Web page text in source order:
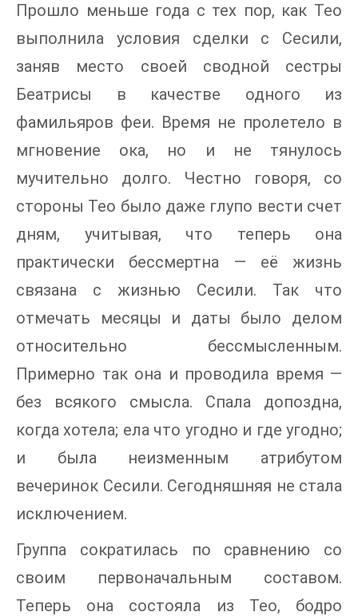
Прошло меньше года с тех пор, как Тео
выполнила условия сделки с Сесили,
заняв место своей сводной сестры
Беатрисы в качестве одного из
фамильяров феи. Время не пролетело в
мгновение ока, но и не тянулось
мучительно долго. Честно говоря, со
стороны Тео было даже глупо вести счет
дням, учитывая, что теперь она
практически бессмертна — её жизнь
связана с жизнью Сесили. Так что
отмечать месяцы и даты было делом
относительно бессмысленным.
Примерно так она и проводила время —
без всякого смысла. Спала допоздна,
когда хотела; ела что угодно и где угодно;
и была неизменным атрибутом
вечеринок Сесили. Сегодняшняя не стала
исключением.
Группа сократилась по сравнению со
своим первоначальным составом.
Теперь она состояла из Тео, бодро